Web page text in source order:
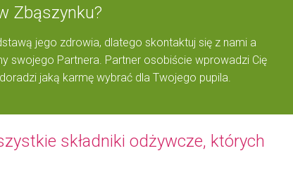
Zbąszynku?
jego zdrowia, dlatego skontaktuj się z nami a
swojego Partnera. Partner osobiście wprowadzi Cię
jaką karmę wybrać dla Twojego pupila.
składniki odżywcze, których